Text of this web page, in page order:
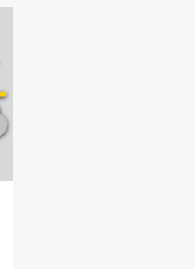
adolescentes pampeanos
del fatal
la mañana del lunes
Ruta 5: falleció un joven de